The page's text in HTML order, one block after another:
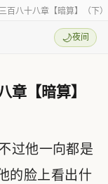
百八十八章【暗算】（下）
🌙夜间
章【暗算】
过他一向都是
的脸上看出什